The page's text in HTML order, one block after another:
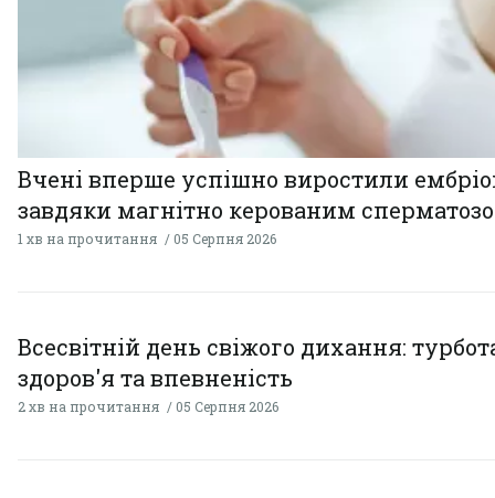
Вчені вперше успішно виростили
завдяки магнітно керованим
1 хв на прочитання 05 Серпня 2026
Всесвітній день свіжого дихання:
здоров'я та впевненість
2 хв на прочитання 05 Серпня 2026